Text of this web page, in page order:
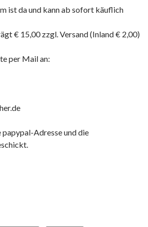
ist da und kann ab sofort käuflich
€ 15,00 zzgl. Versand (Inland € 2,00)
per Mail an:
Adresse und die